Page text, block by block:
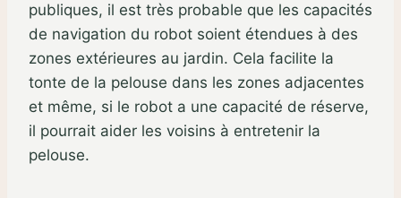
publiques, il est très probable que les capacités
de navigation du robot soient étendues à des
zones extérieures au jardin. Cela facilite la
tonte de la pelouse dans les zones adjacentes
et même, si le robot a une capacité de réserve,
il pourrait aider les voisins à entretenir la
pelouse.